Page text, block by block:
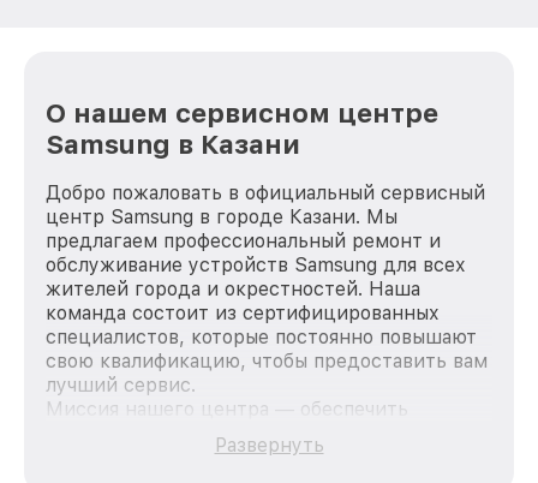
О нашем сервисном центре
Samsung в Казани
Добро пожаловать в официальный сервисный
центр Samsung в городе Казани. Мы
предлагаем профессиональный ремонт и
обслуживание устройств Samsung для всех
жителей города и окрестностей. Наша
команда состоит из сертифицированных
специалистов, которые постоянно повышают
свою квалификацию, чтобы предоставить вам
лучший сервис.
Миссия нашего центра — обеспечить
качественный и доступный ремонт для
каждого пользователя продукции Samsung,
Развернуть